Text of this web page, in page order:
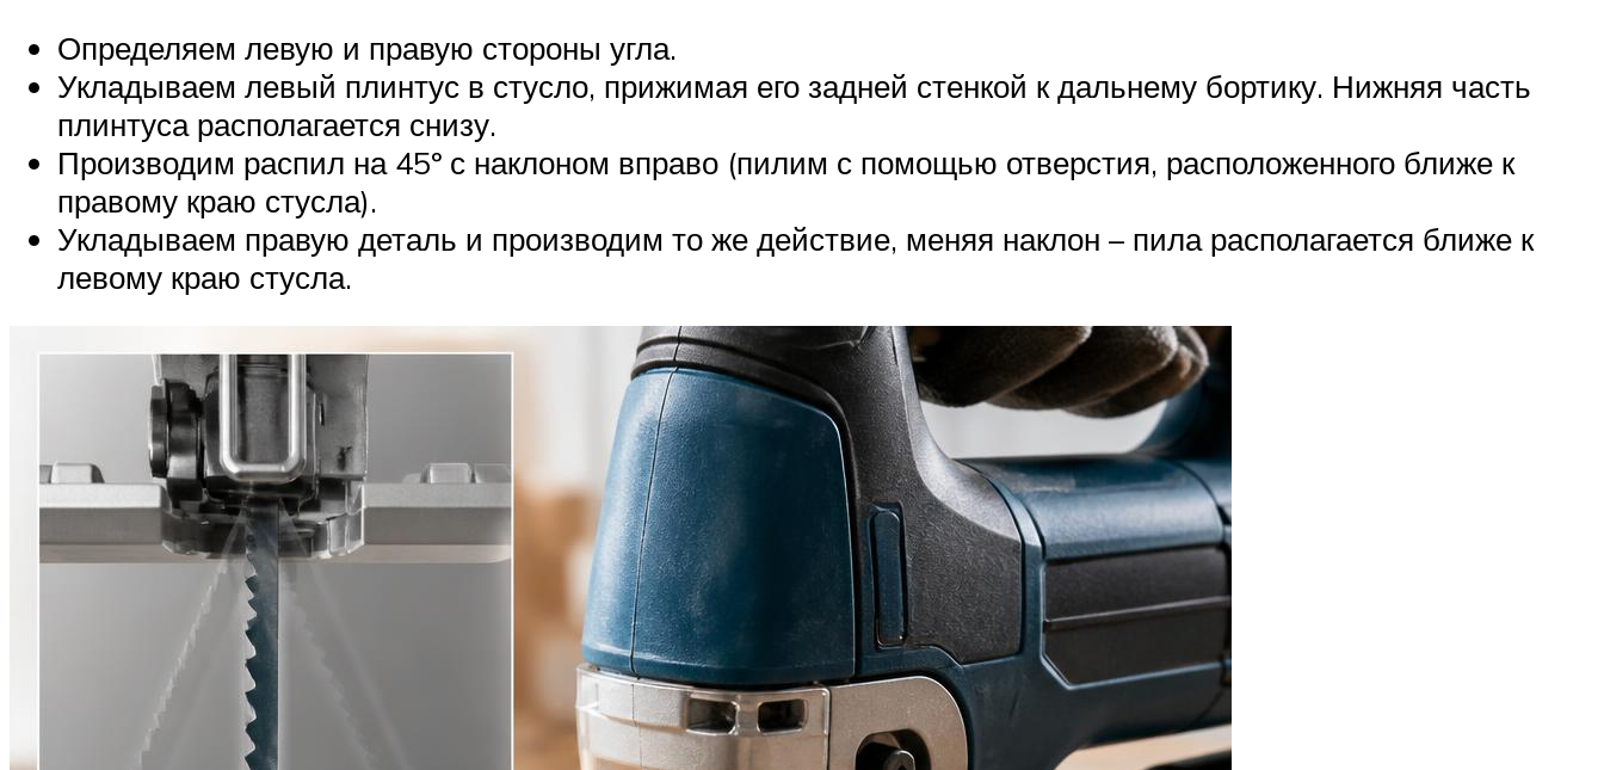
Определяем левую и правую стороны угла.
Укладываем левый плинтус в стусло, прижимая его задней стенкой к дальнему бортику. Нижняя часть
плинтуса располагается снизу.
Производим распил на 45º с наклоном вправо (пилим с помощью отверстия, расположенного ближе к
правому краю стусла).
Укладываем правую деталь и производим то же действие, меняя наклон – пила располагается ближе к
левому краю стусла.